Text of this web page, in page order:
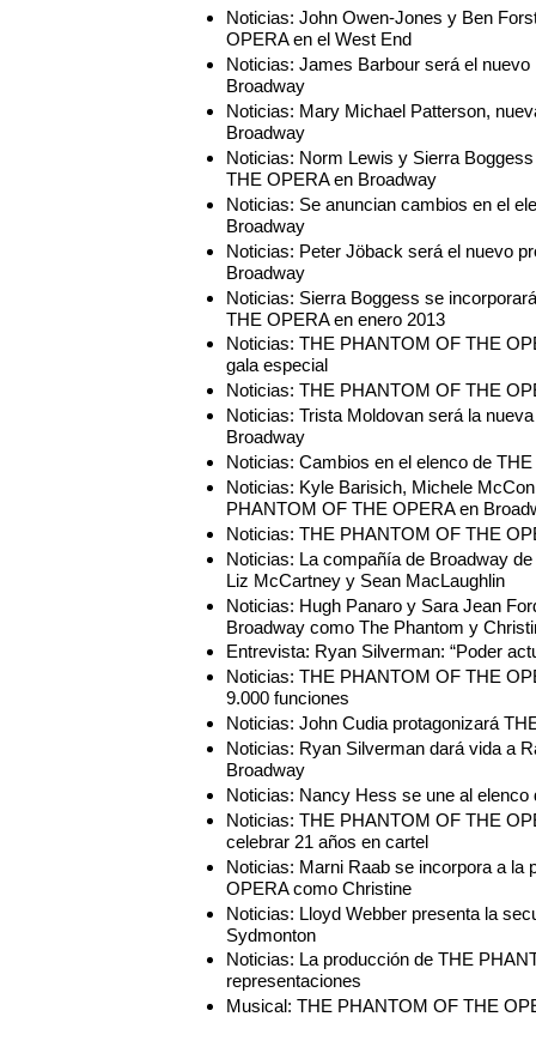
Noticias: John Owen-Jones y Ben
OPERA en el West End
Noticias: James Barbour será el
Broadway
Noticias: Mary Michael Patterson,
Broadway
Noticias: Norm Lewis y Sierra
THE OPERA en Broadway
Noticias: Se anuncian cambios en el
Broadway
Noticias: Peter Jöback será el nuevo
Broadway
Noticias: Sierra Boggess se
THE OPERA en enero 2013
Noticias: THE PHANTOM OF THE
gala especial
Noticias: THE PHANTOM OF THE
Noticias: Trista Moldovan será la
Broadway
Noticias: Cambios en el elenco de
Noticias: Kyle Barisich, Michele
PHANTOM OF THE OPERA en
Noticias: THE PHANTOM OF THE
Noticias: La compañía de Broadway
Liz McCartney y Sean MacLaughlin
Noticias: Hugh Panaro y Sara Jean
Broadway como The Phantom y
Entrevista: Ryan Silverman: “Poder
Noticias: THE PHANTOM OF THE
9.000 funciones
Noticias: John Cudia protagonizará
Noticias: Ryan Silverman dará vida a
Broadway
Noticias: Nancy Hess se une al
Noticias: THE PHANTOM OF THE
celebrar 21 años en cartel
Noticias: Marni Raab se incorpora a
OPERA como Christine
Noticias: Lloyd Webber presenta la
Sydmonton
Noticias: La producción de THE
representaciones
Musical: THE PHANTOM OF THE